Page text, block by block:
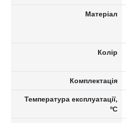
Матеріал
Колір
Комплектація
Температура експлуатації,
ºC